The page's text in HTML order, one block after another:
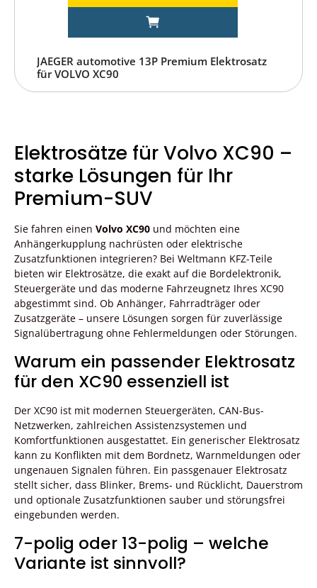
JAEGER automotive 13P Premium Elektrosatz
für VOLVO XC90
Elektrosätze für Volvo XC90 –
starke Lösungen für Ihr
Premium-SUV
Sie fahren einen Volvo XC90 und möchten eine
Anhängerkupplung nachrüsten oder elektrische
Zusatzfunktionen integrieren? Bei Weltmann KFZ-Teile
bieten wir Elektrosätze, die exakt auf die Bordelektronik,
Steuergeräte und das moderne Fahrzeugnetz Ihres XC90
abgestimmt sind. Ob Anhänger, Fahrradträger oder
Zusatzgeräte – unsere Lösungen sorgen für zuverlässige
Signalübertragung ohne Fehlermeldungen oder Störungen.
Warum ein passender Elektrosatz
für den XC90 essenziell ist
Der XC90 ist mit modernen Steuergeräten, CAN-Bus-
Netzwerken, zahlreichen Assistenzsystemen und
Komfortfunktionen ausgestattet. Ein generischer Elektrosatz
kann zu Konflikten mit dem Bordnetz, Warnmeldungen oder
ungenauen Signalen führen. Ein passgenauer Elektrosatz
stellt sicher, dass Blinker, Brems- und Rücklicht, Dauerstrom
und optionale Zusatzfunktionen sauber und störungsfrei
eingebunden werden.
7-polig oder 13-polig – welche
Variante ist sinnvoll?